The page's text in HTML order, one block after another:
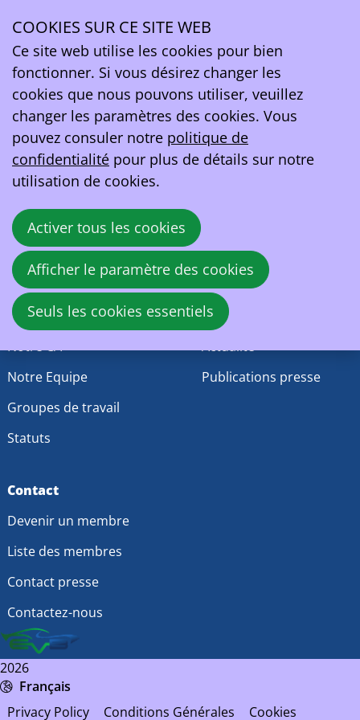
Ce contenu n'est pas disponible actuellement dans
la langue que vous avez choisie
EV Belgium asbl
Rue de la Loi 81A
1040 Bruxelles
Belgique
TVA:BE0419164219
contact@ev.be
EV Belgium
Qui sommes-nous
Histoire
Notre CA
Notre Equipe
Groupes de travail
Statuts
Activités
Evénements
Nos positions
Actualité
Publications presse
Contact
Devenir un membre
Liste des membres
Contact presse
Contactez-nous
2026
Français
Privacy Policy
Conditions Générales Cookies
COOKIES SUR CE SITE WEB
Ce site web utilise les cookies pour bien
fonctionner. Si vous désirez changer les
cookies que nous pouvons utiliser, veuillez
changer les paramètres des cookies. Vous
pouvez consuler notre politique de
confidentialité pour plus de détails sur notre
utilisation de cookies.
Activer tous les cookies
Afficher le paramètre des cookies
Seuls les cookies essentiels